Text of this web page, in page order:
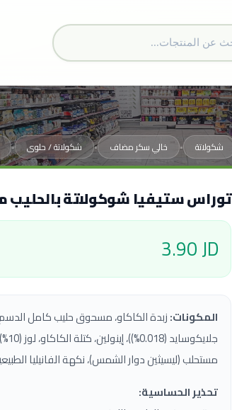
شكولاتة • خالي سكر مضاف • شكولاتة / حلوى •
توراس ستيفيا شوكولاتة بالحليب مع
3.90 JD
المكونات:
مستحلب (ليسيثين دوار الشمس)، نكهة الفانيليا
تحذير الحساسية: